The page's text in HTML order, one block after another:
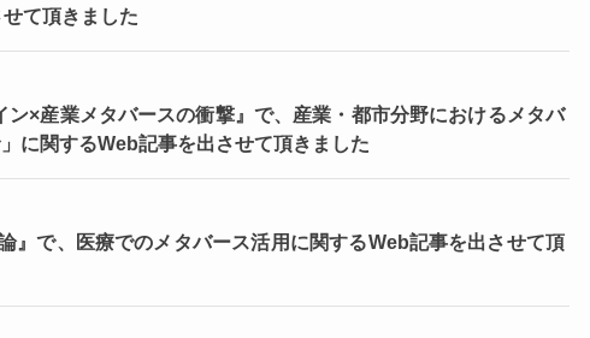
て頂きました
×産業メタバースの衝撃』で、産業・都市分野におけるメタバ
に関するWeb記事を出させて頂きました
』で、医療でのメタバース活用に関するWeb記事を出させて頂